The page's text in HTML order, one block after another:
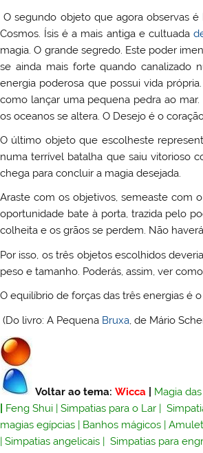
O segundo objeto que agora observas é
Cosmos. Ísis é a mais antiga e cultuada
magia. O grande segredo. Este poder
se ainda mais forte quando canalizado
energia poderosa que possui vida
como lançar uma pequena pedra ao
os oceanos se altera. O Desejo é o
O último objeto que escolheste
numa terrível batalha que saiu vitorioso
chega para concluir a magia desejada.
Araste com os objetivos, semeaste com
oportunidade bate à porta, trazida pelo
colheita e os grãos se perdem. Não
Por isso, os três objetos escolhidos
peso e tamanho. Poderás, assim, ver
O equilíbrio de forças das três energias é
(Do livro: A Pequena Bruxa , de Mário
Voltar ao tema:Wicca Magia
Feng Shui |Simpatias para o Lar |
magias egípcias | Banhos mágicos |
|Simpatias angelicais |Simpatias para